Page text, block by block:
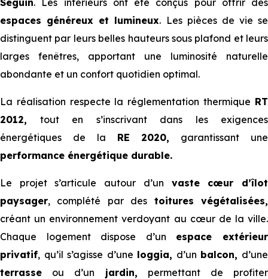
Seguin. Les intérieurs ont été conçus pour offrir des
espaces généreux et lumineux. Les pièces de vie se
distinguent par leurs belles hauteurs sous plafond et leurs
larges fenêtres, apportant une luminosité naturelle
abondante et un confort quotidien optimal.
La réalisation respecte la réglementation thermique RT
2012, tout en s’inscrivant dans les exigences
énergétiques de la RE 2020, garantissant une
performance énergétique durable.
Le projet s’articule autour d’un vaste cœur d’îlot
paysager, complété par des toitures végétalisées,
créant un environnement verdoyant au cœur de la ville.
Chaque logement dispose d’un espace extérieur
privatif, qu’il s’agisse d’une loggia, d’un balcon, d’une
terrasse ou d’un jardin, permettant de profiter